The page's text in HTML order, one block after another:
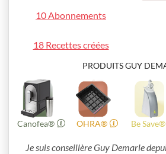
10 Abonnements
18 Recettes créées
PRODUITS GUY
Canofea® OHRA® Be Save®
Je suis conseillère Guy Demarle